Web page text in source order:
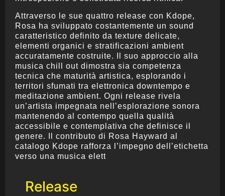
Attraverso le sue quattro release con Kdope,
Rosa ha sviluppato costantemente un sound
caratteristico definito da texture delicate,
elementi organici e stratificazioni ambient
accuratamente costruite. Il suo approccio alla
musica chill out dimostra sia competenza
tecnica che maturità artistica, esplorando i
territori sfumati tra elettronica downtempo e
meditazione ambient. Ogni release rivela
un’artista impegnata nell’esplorazione sonora
mantenendo al contempo quella qualità
accessibile e contemplativa che definisce il
genere. Il contributo di Rosa Hayward al
catalogo Kdope rafforza l’impegno dell’etichetta
verso una musica elett
Release